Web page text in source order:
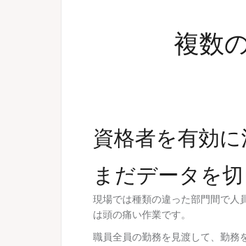
複数
資格者を有効
まだデータを
現場では種類の違った部門間で人
は頭の痛い作業です。
職員全員の勤務を見渡して、勤務